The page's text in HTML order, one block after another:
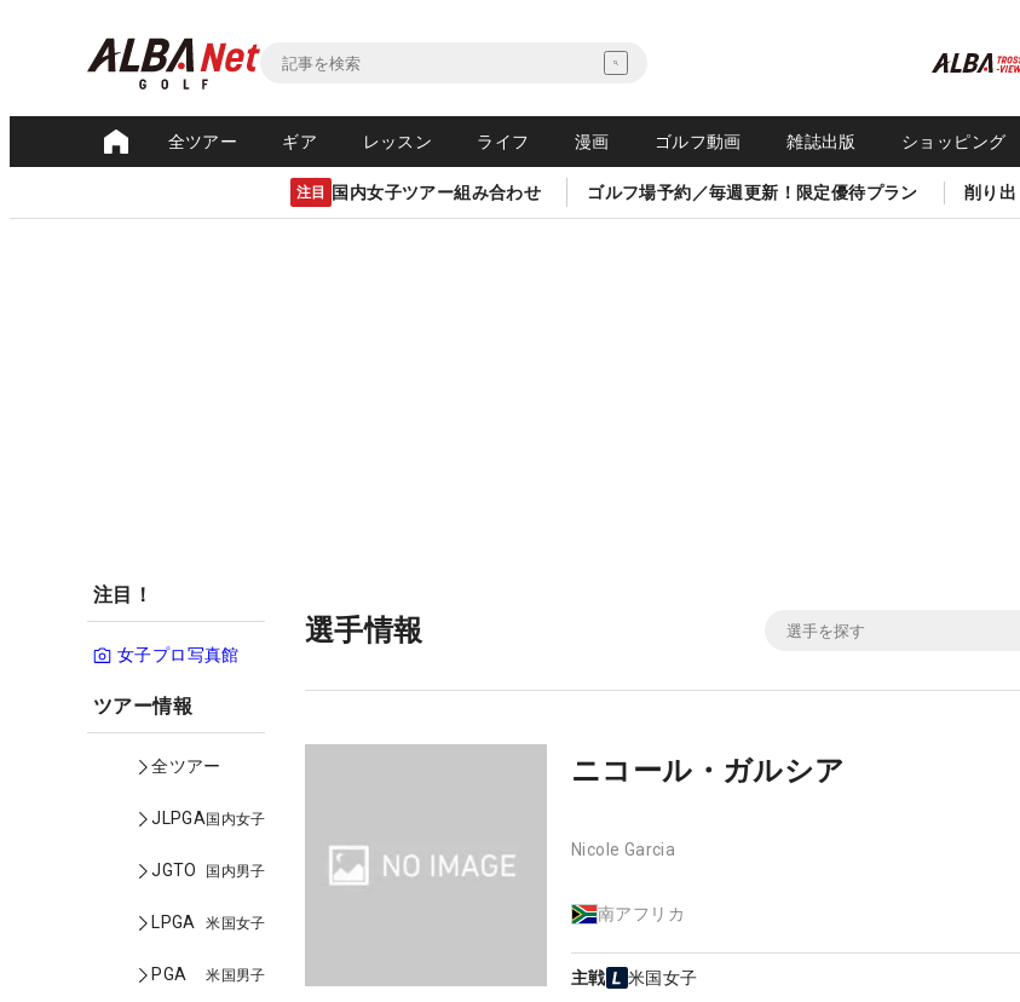
全ツアー ギア レッスン ライフ 漫画 ゴルフ動画 雑誌出版 ショッピング
注目 国内女子ツアー組み合わせ ゴルフ場予約／毎週更新！限定優待プラン 削り
注目！
女子プロ写真館
ツアー情報
全ツアー
JLPGA国内女子
JGTO 国内男子
LPGA 米国女子
PGA 米国男子
選手情報
ニコール・ガルシア
Nicole Garcia
南アフリカ
主戦 米国女子